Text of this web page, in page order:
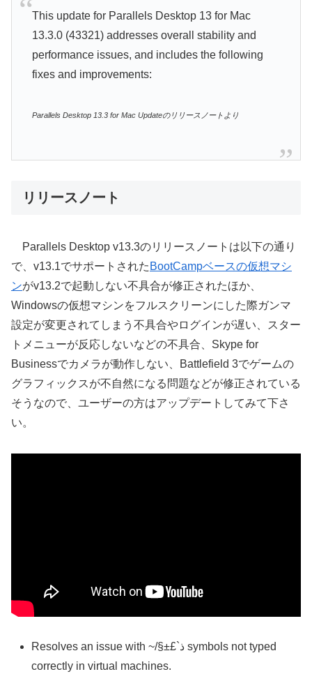
This update for Parallels Desktop 13 for Mac
13.3.0 (43321) addresses overall stability and
performance issues, and includes the following
fixes and improvements:
Parallels Desktop 13.3 for Mac Updateのリリースノートより
リリースノート
Parallels Desktop v13.3のリリースノートは以下の通り
で、v13.1でサポートされた BootCampベースの仮想マシ
ンがv13.2で起動しない不具合が修正されたほか、
Windowsの仮想マシンをフルスクリーンにした際ガンマ
設定が変更されてしまう不具合やログインが遅い、スター
トメニューが反応しないなどの不具合、Skype for
Businessでカメラが動作しない、Battlefield 3でゲームの
グラフィックスが不自然になる問題などが修正されている
そうなので、ユーザーの方はアップデートしてみて下さ
い。
Resolves an issue with ~/§±£`ذ symbols not typed
correctly in virtual machines.